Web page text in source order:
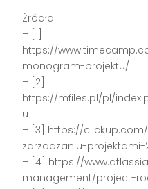
Źródła:
– [1]
https://
monogram-projektu/
– [2]
https://mfiles.pl/pl/
u
– [3] https://
zarzadzaniu-projektami-
– [4] https://
management/project-